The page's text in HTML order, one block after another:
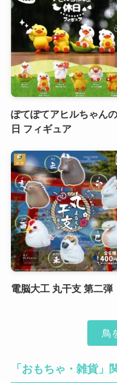
ぽてぽてアヒルちゃん
日 フィギュア
電脳大工 丸干支 第二弾
鳥
「おもちゃ・雑貨」